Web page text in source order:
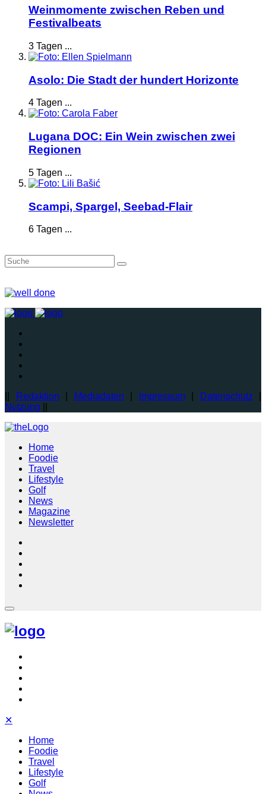
Weinmomente zwischen Reben und
Festivalbeats
3 Tagen ...
Asolo: Die Stadt der hundert Horizonte
4 Tagen ...
Lugana DOC: Ein Wein zwischen zwei
Regionen
5 Tagen ...
Scampi, Spargel, Seebad-Flair
6 Tagen ...
Redaktion Mediadaten Impressum| Datenschutz
Nutzung
Home
Foodie
Travel
Lifestyle
Golf
News
Magazine
Newsletter
✕
Home
Foodie
Travel
Lifestyle
Golf